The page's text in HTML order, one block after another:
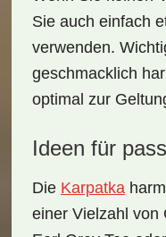
Sie auch einfach
verwenden.
geschmacklich
optimal zur
Ideen für
Die Karpatka
einer Vielzahl von